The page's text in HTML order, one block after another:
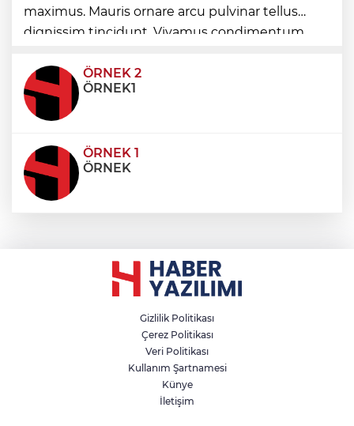
İzmir’in ilk lavanta parkı geliyor
maximus. Mauris ornare arcu pulvinar tellus
dignissim tincidunt. Vivamus condimentum
condimentum eros et, faucibus sapien. Praese
ÖRNEK 2
ÖRNEK1
ÖRNEK 1
ÖRNEK
Gizlilik Politikası
Çerez Politikası
Veri Politikası
Kullanım Şartnamesi
Künye
İletişim